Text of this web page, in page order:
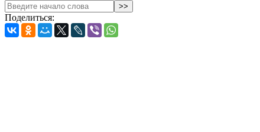
Поделиться: